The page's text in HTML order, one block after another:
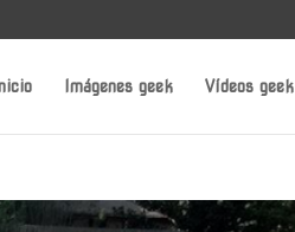
Imágenes geek Vídeos geek